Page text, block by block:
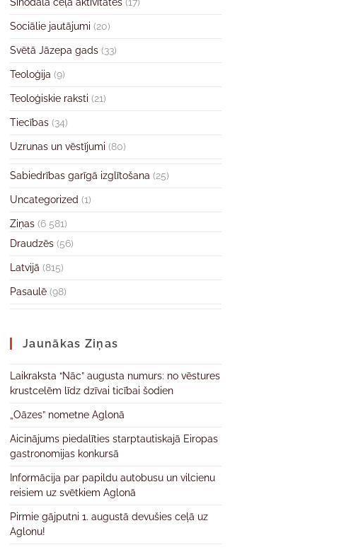
Sociālie jautājumi (20)
Svētā Jāzepa gads (33)
Teoloģija (9)
Teoloģiskie raksti (21)
Tiecības (34)
Uzrunas un vēstījumi (80)
Sabiedrības garīgā izglītošana (25)
Uncategorized (1)
Ziņas (6 581)
Draudzēs (56)
Latvijā (815)
Pasaulē (98)
Jaunākas Ziņas
Laikraksta “Nāc” augusta numurs: no vēstures
krustcelēm līdz dzīvai ticībai šodien
„Oāzes” nometne Aglonā
Aicinājums piedalīties starptautiskajā Eiropas
gastronomijas konkursā
Informācija par papildu autobusu un vilcienu
reisiem uz svētkiem Aglonā
Pirmie gājputni 1. augustā devušies ceļā uz
Aglonu!